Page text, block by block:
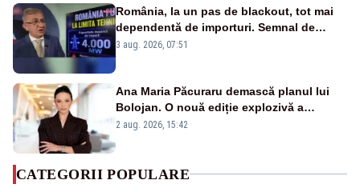
România, la un pas de blackout, tot mai
dependentă de importuri. Semnal de
alarmă tras de un expert în energie
3 aug. 2026, 07:51
Ana Maria Păcuraru demască planul lui
Bolojan. O nouă ediție explozivă a
emisiunii „Miza Zilei” la Realitatea PLUS
2 aug. 2026, 15:42
CATEGORII POPULARE